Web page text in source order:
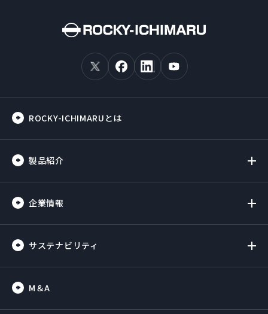
ROCKY-ICHIMARUとは
製品紹介
企業情報
サステナビリティ
M＆A